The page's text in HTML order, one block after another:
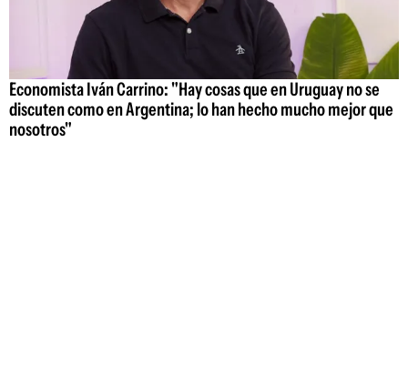
Economista Iván Carrino: "Hay cosas que en Uruguay no se
discuten como en Argentina; lo han hecho mucho mejor que
nosotros"